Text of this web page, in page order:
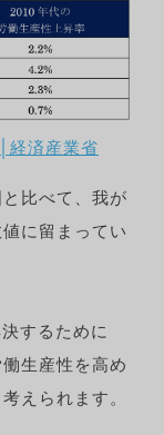
経済産業省
比べて、我が
に留まってい
するために
生産性を高め
えられます。